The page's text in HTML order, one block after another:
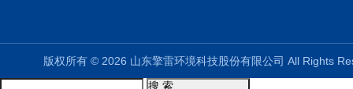
版权所有 © 2026 山东擎雷环境科技股份有限公司 All